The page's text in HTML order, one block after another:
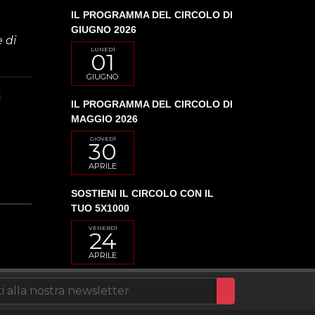
di
IL PROGRAMMA DEL CIRCOLO DI
GIUGNO 2026
LUNEDÌ
01
GIUGNO
IL PROGRAMMA DEL CIRCOLO DI
MAGGIO 2026
GIOVEDÌ
30
APRILE
SOSTIENI IL CIRCOLO CON IL
TUO 5X1000
VENERDÌ
24
APRILE